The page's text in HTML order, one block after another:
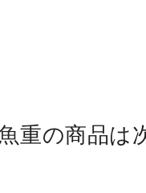
重の商品は